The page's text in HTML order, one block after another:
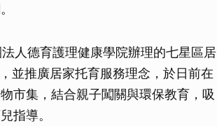
人德育護理健康學院辦理的七星區居
並推廣居家托育服務理念，於日前在
市集，結合親子闖關與環保教育，吸
指導。